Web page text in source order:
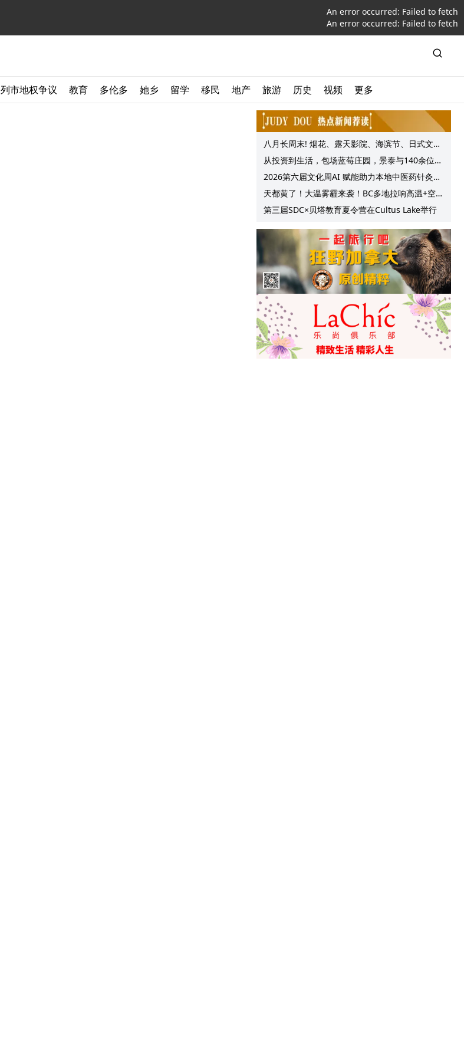
An error occurred: Failed to fetch
An error occurred: Failed to fetch
列市地权争议 教育 多伦多 她乡 留学 移民 地产 旅游 历史 视频 更多
八月长周末! 烟花、露天影院、海滨节、日式文化
节庆, 大温哥华各种精彩活动上线!
从投资到生活，包场蓝莓庄园，景泰与140余位客
户共享夏日”莓”好时光
2026第六届文化周AI 赋能助力本地中医药针灸服
务提质升级
天都黄了！大温雾霾来袭！BC多地拉响高温+空气
质量预警 最高可达35°C！
第三届SDC×贝塔教育夏令营在Cultus Lake举行